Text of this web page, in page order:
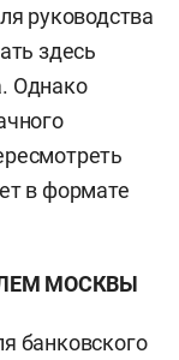
руководства
здесь
Однако
в формате
МОСКВЫ
банковского